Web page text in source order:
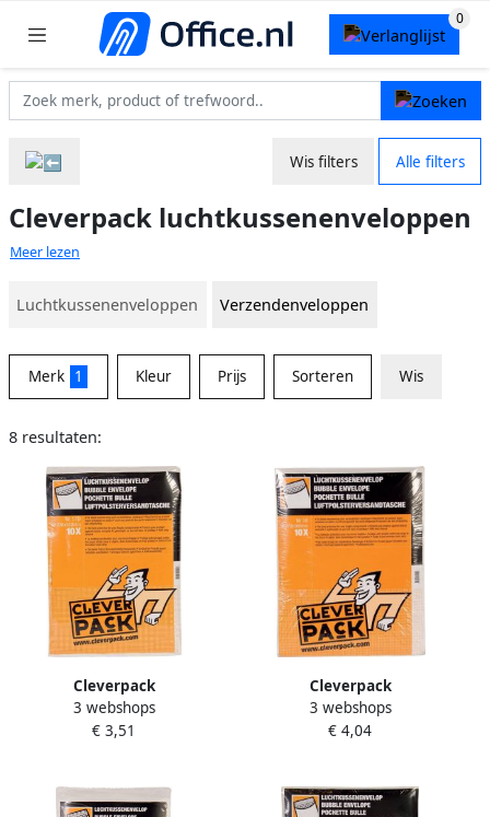
Wis filters Alle filters
Cleverpack luchtkussenenveloppen
Meer lezen
Luchtkussenenveloppen Verzendenveloppen
Merk 1 Kleur Prijs Sorteren Wis
8 resultaten:
Cleverpack
luchtkussenenveloppen ft
230 x 340 mm met
3 webshops
€ 3,51
Cleverpack
luchtkussenenveloppen ft
270 x 360 mm met
3 webshops
€ 4,04